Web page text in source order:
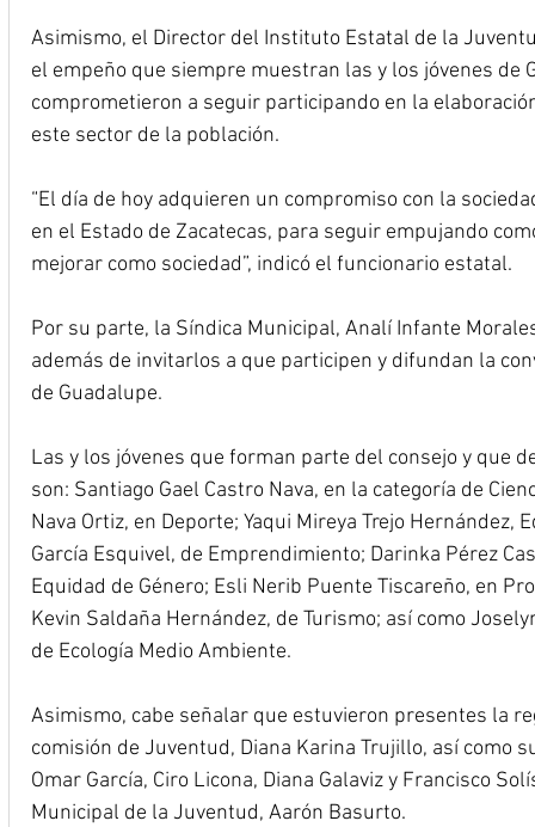
Asimismo, el Director del Instituto Estatal de la
el empeño que siempre muestran las y los jóvenes de
comprometieron a seguir participando en la
este sector de la población.
“El día de hoy adquieren un compromiso con la
en el Estado de Zacatecas, para seguir empujando
mejorar como sociedad”, indicó el funcionario estatal.
Por su parte, la Síndica Municipal, Analí Infante
además de invitarlos a que participen y difundan la
de Guadalupe.
Las y los jóvenes que forman parte del consejo y que
son: Santiago Gael Castro Nava, en la categoría de
Nava Ortiz, en Deporte; Yaqui Mireya Trejo Hernández,
García Esquivel, de Emprendimiento; Darinka Pérez
Equidad de Género; Esli Nerib Puente Tiscareño, en
Kevin Saldaña Hernández, de Turismo; así como
de Ecología Medio Ambiente.
Asimismo, cabe señalar que estuvieron presentes la
comisión de Juventud, Diana Karina Trujillo, así como
Omar García, Ciro Licona, Diana Galaviz y Francisco
Municipal de la Juventud, Aarón Basurto.